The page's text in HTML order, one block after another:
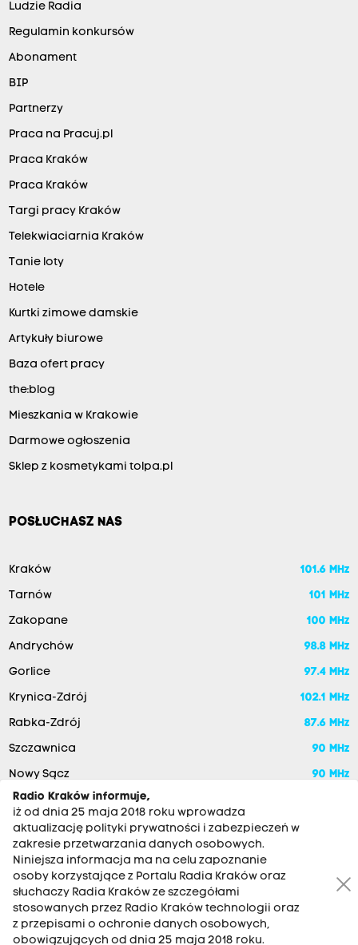
Ludzie Radia
Regulamin konkursów
Abonament
BIP
Partnerzy
Praca na Pracuj.pl
Praca Kraków
Praca Kraków
Targi pracy Kraków
Telekwiaciarnia Kraków
Tanie loty
Hotele
Kurtki zimowe damskie
Artykuły biurowe
Baza ofert pracy
the:blog
Mieszkania w Krakowie
Darmowe ogłoszenia
Sklep z kosmetykami tolpa.pl
POSŁUCHASZ NAS
Kraków 101.6 MHz
Tarnów 101 MHz
Zakopane 100 MHz
Andrychów 98.8 MHz
Gorlice 97.4 MHz
Krynica-Zdrój 102.1 MHz
Rabka-Zdrój 87.6 MHz
Szczawnica 90 MHz
Nowy Sącz 90 MHz
RADIO KRAKÓW SA. Aleja Juliusza Słowackiego 22, 30-007
Kraków
Radio Kraków informuje,
iż od dnia 25 maja 2018 roku wprowadza
aktualizację polityki prywatności i zabezpieczeń w
zakresie przetwarzania danych osobowych.
Niniejsza informacja ma na celu zapoznanie
osoby korzystające z Portalu Radia Kraków oraz
słuchaczy Radia Kraków ze szczegółami
stosowanych przez Radio Kraków technologii oraz
z przepisami o ochronie danych osobowych,
obowiązujących od dnia 25 maja 2018 roku.